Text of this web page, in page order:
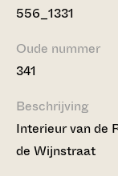
556_1331
Oude nummer
341
Beschrijving
Interieur van de
de Wijnstraat